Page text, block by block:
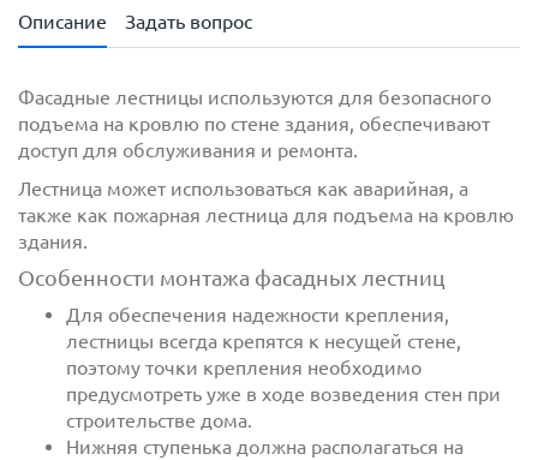
Описание Задать вопрос
сполитикой обработки персональных данных
ознакомлен(-а) и даюсогласиена обработку
персональных данных
политикой конфиденциальности
ознакомлен(-а)
и даю согласие
Фасадные лестницы используются для безопасного
подъема на кровлю по стене здания, обеспечивают
доступ для обслуживания и ремонта.
Лестница может использоваться как аварийная, а
также как пожарная лестница для подъема на кровлю
здания.
Особенности монтажа фасадных лестниц
Для обеспечения надежности крепления,
лестницы всегда крепятся к несущей стене,
поэтому точки крепления необходимо
предусмотреть уже в ходе возведения стен при
строительстве дома.
Нижняя ступенька должна располагаться на